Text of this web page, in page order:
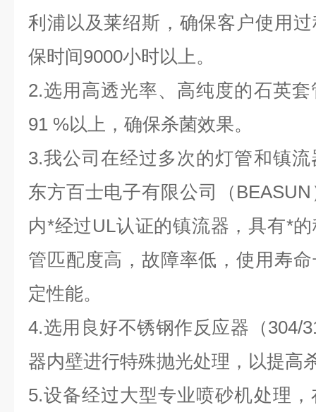
利浦以及莱绍斯，确保客户使用
保时间9000小时以上。
2.选用高透光率、高纯度的石英
91 %以上，确保杀菌效果。
3.我公司在经过多次的灯管和镇
东方百士电子有限公司（
内*经过UL认证的镇流器，具有*
管匹配度高，故障率低，使用寿
定性能。
4.选用良好不锈钢作反应器（304/
器内壁进行特殊抛光处理，以提高
5.设备经过大型专业喷砂机处理